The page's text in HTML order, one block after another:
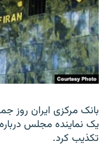
بانک مرکزی ایران روز
تکذیب کرد.